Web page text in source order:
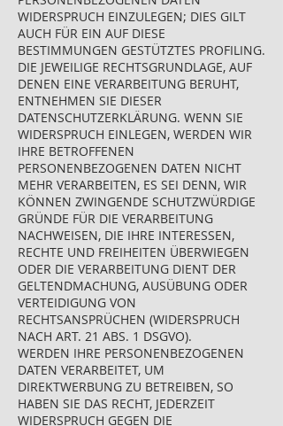
WIDERSPRUCH EINZULEGEN; DIES GILT
AUCH FÜR EIN AUF DIESE
BESTIMMUNGEN GESTÜTZTES PROFILING.
DIE JEWEILIGE RECHTSGRUNDLAGE, AUF
DENEN EINE VERARBEITUNG BERUHT,
ENTNEHMEN SIE DIESER
DATENSCHUTZERKLÄRUNG. WENN SIE
WIDERSPRUCH EINLEGEN, WERDEN WIR
IHRE BETROFFENEN
PERSONENBEZOGENEN DATEN NICHT
MEHR VERARBEITEN, ES SEI DENN, WIR
KÖNNEN ZWINGENDE SCHUTZWÜRDIGE
GRÜNDE FÜR DIE VERARBEITUNG
NACHWEISEN, DIE IHRE INTERESSEN,
RECHTE UND FREIHEITEN ÜBERWIEGEN
ODER DIE VERARBEITUNG DIENT DER
GELTENDMACHUNG, AUSÜBUNG ODER
VERTEIDIGUNG VON
RECHTSANSPRÜCHEN (WIDERSPRUCH
NACH ART. 21 ABS. 1 DSGVO).
WERDEN IHRE PERSONENBEZOGENEN
DATEN VERARBEITET, UM
DIREKTWERBUNG ZU BETREIBEN, SO
HABEN SIE DAS RECHT, JEDERZEIT
WIDERSPRUCH GEGEN DIE